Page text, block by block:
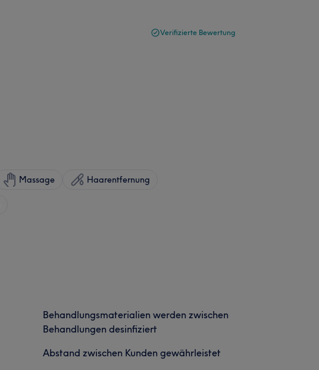
Verifizierte Bewertung
Massage Haarentfernung
Behandlungsmaterialien werden zwischen
Behandlungen desinfiziert
Abstand zwischen Kunden gewährleistet